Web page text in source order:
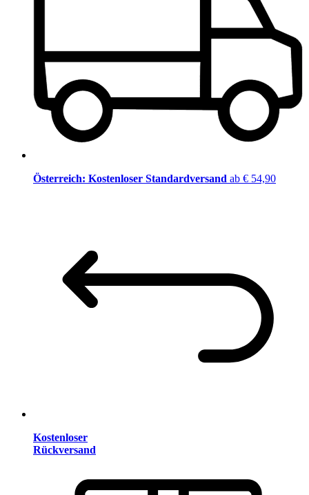
Österreich: Kostenloser Standardversand ab € 54,90
Kostenloser
Rückversand